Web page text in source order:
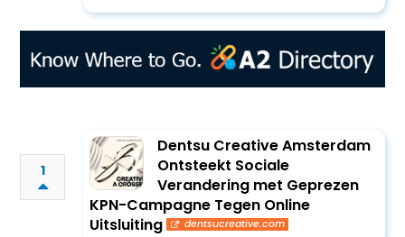
1
Dentsu Creative Amsterdam
Ontsteekt Sociale
Verandering met Geprezen
KPN-Campagne Tegen Online
Uitsluiting
dentsucreative.com